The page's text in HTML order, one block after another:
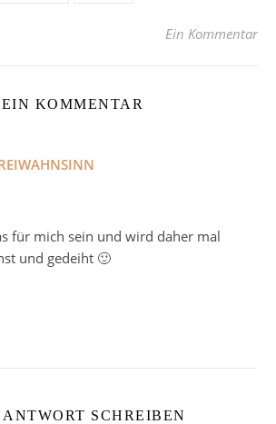
Ein Kommentar
EIN KOMMENTAR
für mich sein und wird daher mal
und gedeiht 🙂
SCHREIBEN